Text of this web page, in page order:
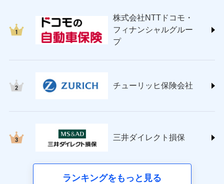
ＳＯＭＰＯダイレクト損害保険株式会社
(https://www.sompo-direct.co.jp/)
チューリッヒ保険会社 (https://www.zurich.co.jp/)
(https://www.nisshinfire.co.jp/)
(https://www.petfamilyins.co.jp/)
ins.com/)
三井ダイレクト損害保険株式会社
株式会社NTTドコモ・
フィナンシャルグルー
プ
チューリッヒ保険会社
三井ダイレクト損保
ランキングをもっと見る